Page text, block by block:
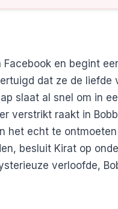
en begint
dat ze de liefde
slaat al snel om in
verstrikt raakt in
het echt te
besluit Kirat op
verloofde,